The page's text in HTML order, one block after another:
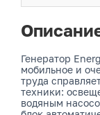
Генератор
мобильное и
труда
техники:
водяным